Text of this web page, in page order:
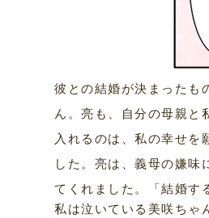
彼との結婚が決まったも
ん。亮も、自分の母親と
入れるのは、私の幸せ
した。亮は、義母の嫌味
てくれました。「結婚す
私は泣いている美咲ちゃ